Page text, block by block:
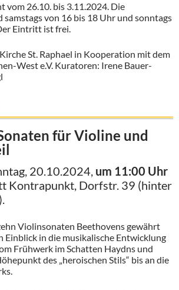
vom 26.10. bis 3.11.2024. Die
von 16 bis 18 Uhr und sonntags
Eintritt ist frei.
St. Raphael in Kooperation mit dem
West e.V. Kuratoren: Irene Bauer-
für Violine und
20.10.2024, um 11:00 Uhr
Kontrapunkt, Dorfstr. 39 (hinter
Violinsonaten Beethovens gewährt
Einblick in die musikalische Entwicklung
Frühwerk im Schatten Haydns und
des „heroischen Stils“ bis an die